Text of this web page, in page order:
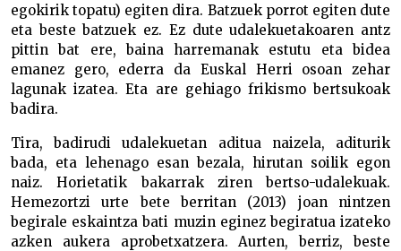
egokirik topatu) egiten dira. Batzuek porrot egiten dute
eta beste batzuek ez. Ez dute udalekuetakoaren antz
pittin bat ere, baina harremanak estutu eta bidea
emanez gero, ederra da Euskal Herri osoan zehar
lagunak izatea. Eta are gehiago frikismo bertsukoak
badira.
Tira, badirudi udalekuetan aditua naizela, aditurik
bada, eta lehenago esan bezala, hirutan soilik egon
naiz. Horietatik bakarrak ziren bertso-udalekuak.
Hemezortzi urte bete berritan (2013) joan nintzen
begirale eskaintza bati muzin eginez begiratua izateko
azken aukera aprobetxatzera. Aurten, berriz, beste